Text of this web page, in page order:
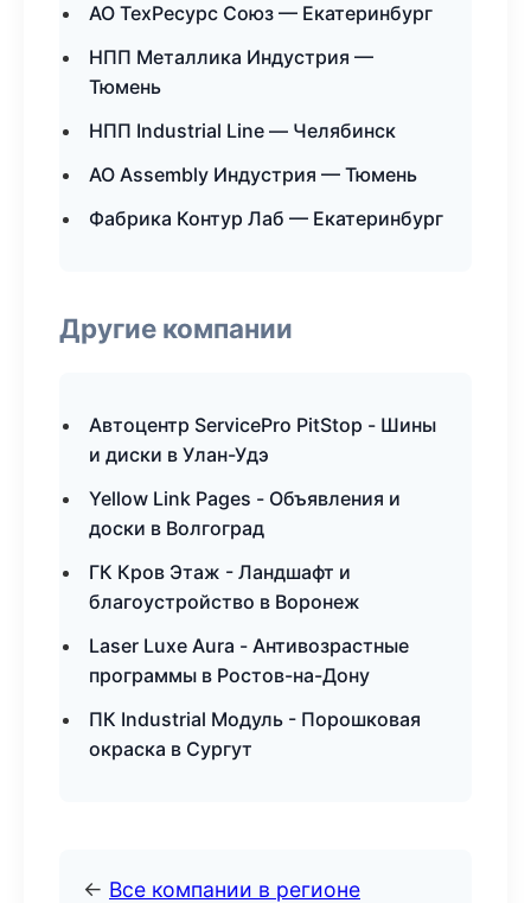
АО ТехРесурс Союз — Екатеринбург
НПП Металлика Индустрия —
Тюмень
НПП Industrial Line — Челябинск
АО Assembly Индустрия — Тюмень
Фабрика Контур Лаб — Екатеринбург
Другие компании
Автоцентр ServicePro PitStop - Шины
и диски в Улан-Удэ
Yellow Link Pages - Объявления и
доски в Волгоград
ГК Кров Этаж - Ландшафт и
благоустройство в Воронеж
Laser Luxe Aura - Антивозрастные
программы в Ростов-на-Дону
ПК Industrial Модуль - Порошковая
окраска в Сургут
← Все компании в регионе